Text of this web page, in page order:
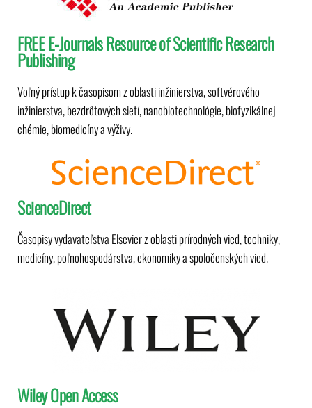
FREE E-Journals Resource of Scientific Research
Publishing
Voľný prístup k časopisom z oblasti inžinierstva, softvérového
inžinierstva, bezdrôtových sietí, nanobiotechnológie, biofyzikálnej
chémie, biomedicíny a výživy.
ScienceDirect
Časopisy vydavateľstva Elsevier z oblasti prírodných vied, techniky,
medicíny, poľnohospodárstva, ekonomiky a spoločenských vied.
Wiley Open Access